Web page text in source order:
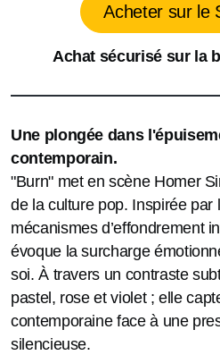
Acheter sur le
Achat sécurisé sur la
Une plongée dans
contemporain.
"Burn" met en scène Homer
de la culture pop. Inspirée par
mécanismes d’effondrement
évoque la surcharge
soi. À travers un contraste
pastel, rose et violet ; elle
contemporaine face à une
silencieuse.